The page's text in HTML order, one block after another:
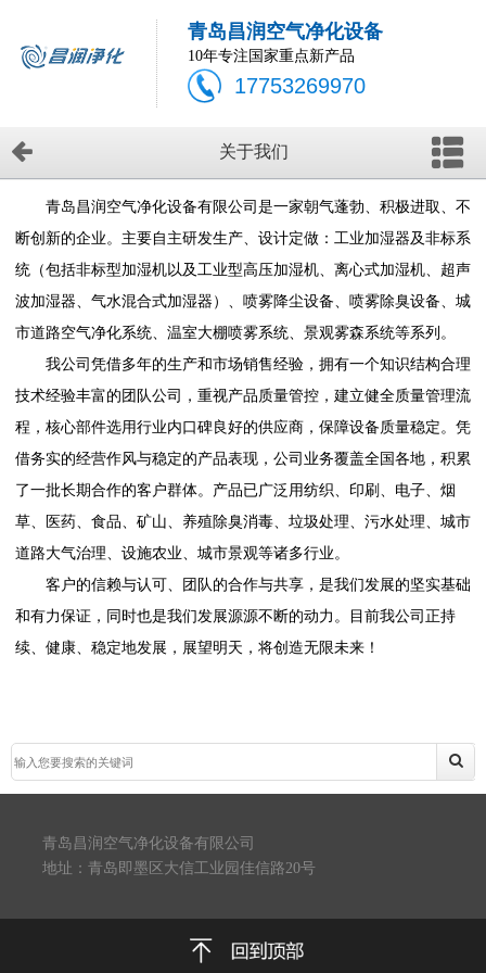
青岛昌润空气净化设备
10年专注国家重点新产品
17753269970
关于我们
青岛昌润空气净化设备有限公司是一家朝气蓬勃、积极进取、不
断创新的企业。主要自主研发生产、设计定做：工业加湿器及非标系
统（包括非标型加湿机以及工业型高压加湿机、离心式加湿机、超声
波加湿器、气水混合式加湿器）、喷雾降尘设备、喷雾除臭设备、城
市道路空气净化系统、温室大棚喷雾系统、景观雾森系统等系列。
我公司凭借多年的生产和市场销售经验，拥有一个知识结构合理
技术经验丰富的团队公司，重视产品质量管控，建立健全质量管理流
程，核心部件选用行业内口碑良好的供应商，保障设备质量稳定。凭
借务实的经营作风与稳定的产品表现，公司业务覆盖全国各地，积累
了一批长期合作的客户群体。产品已广泛用纺织、印刷、电子、烟
草、医药、食品、矿山、养殖除臭消毒、垃圾处理、污水处理、城市
道路大气治理、设施农业、城市景观等诸多行业。
客户的信赖与认可、团队的合作与共享，是我们发展的坚实基础
和有力保证，同时也是我们发展源源不断的动力。目前我公司正持
续、健康、稳定地发展，展望明天，将创造无限未来！
青岛昌润空气净化设备有限公司
地址：青岛即墨区大信工业园佳信路20号